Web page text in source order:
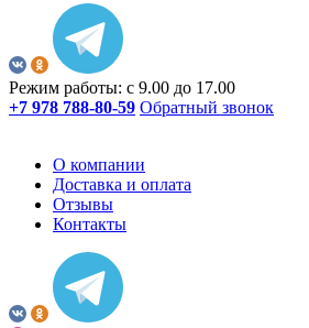
Режим работы: с 9.00 до 17.00
+7 978 788-80-59 Обратный звонок
О компании
Доставка и оплата
Отзывы
Контакты